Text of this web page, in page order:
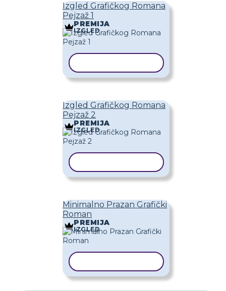
Izgled Grafičkog Romana
Pejzaž 1
PREMIJA
IZGLED
Izgled Grafičkog Romana
Pejzaž 2
PREMIJA
IZGLED
Minimalno Prazan Grafički
Roman
PREMIJA
IZGLED